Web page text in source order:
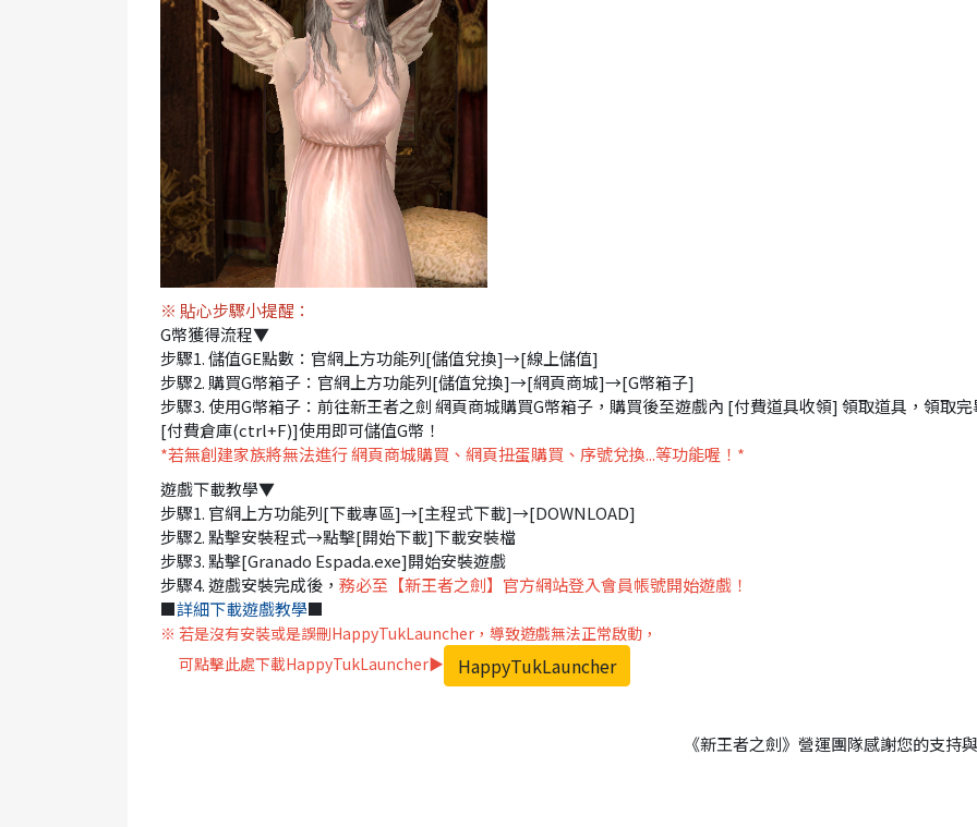
※ 貼心步驟小提醒：
G幣獲得流程▼
步驟1. 儲值GE點數：官網上方功能列[儲值兌換]→[線上儲值]
步驟2. 購買G幣箱子：官網上方功能列[儲值兌換]→[網頁商城]→[G幣箱子]
步驟3. 使用G幣箱子：前往新王者之劍 網頁商城購買G幣箱子，購買後至遊戲內 [付費道具收領] 領取道具，領取
[付費倉庫(ctrl+F)]使用即可儲值G幣！
*若無創建家族將無法進行 網頁商城購買、網頁扭蛋購買、序號兌換...等功能喔！*
遊戲下載教學▼
步驟1. 官網上方功能列[下載專區]→[主程式下載]→[DOWNLOAD]
步驟2. 點擊安裝程式→點擊[開始下載]下載安裝檔
步驟3. 點擊[Granado Espada.exe]開始安裝遊戲
步驟4. 遊戲安裝完成後， 務必至【新王者之劍】官方網站登入會員帳號開始遊戲！
■詳細下載遊戲教學■
※ 若是沒有安裝或是誤刪HappyTukLauncher，導致遊戲無法正常啟動，
可點擊此處下載HappyTukLauncher▶
HappyTukLauncher
《新王者之劍》營運團隊感謝您的支持